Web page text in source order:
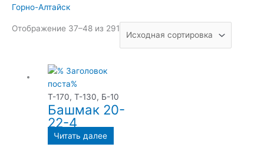
Горно-Алтайск
Отображение 37–48 из 291
Т-170, Т-130, Б-10
Башмак 20-
22-4
Читать далее